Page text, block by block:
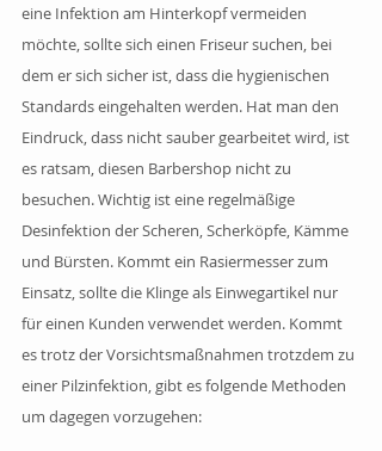
eine Infektion am Hinterkopf vermeiden
möchte, sollte sich einen Friseur suchen, bei
dem er sich sicher ist, dass die hygienischen
Standards eingehalten werden. Hat man den
Eindruck, dass nicht sauber gearbeitet wird, ist
es ratsam, diesen Barbershop nicht zu
besuchen. Wichtig ist eine regelmäßige
Desinfektion der Scheren, Scherköpfe, Kämme
und Bürsten. Kommt ein Rasiermesser zum
Einsatz, sollte die Klinge als Einwegartikel nur
für einen Kunden verwendet werden. Kommt
es trotz der Vorsichtsmaßnahmen trotzdem zu
einer Pilzinfektion, gibt es folgende Methoden
um dagegen vorzugehen: